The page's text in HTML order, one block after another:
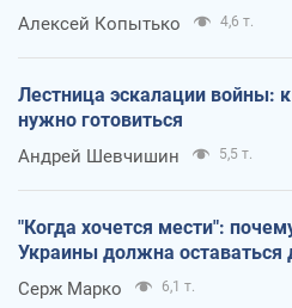
Алексей Копытько 4,6 т.
Лестница эскалации войны:
нужно готовиться
Андрей Шевчишин 5,5 т.
"Когда хочется мести":
Украины должна оставаться
Серж Марко 6,1 т.